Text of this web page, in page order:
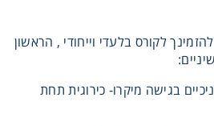
לקורס בלעדי וייחודי , הראשון
בגישה מיקרו- כירוגית תחת